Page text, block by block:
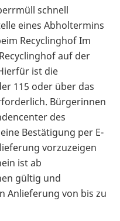
schnell
eines Abholtermins
Recyclinghof Im
auf der
ist die
115 oder über das
Bürgerinnen
des
Bestätigung per E-
vorzuzeigen
ist ab
gültig und
Anlieferung von bis zu